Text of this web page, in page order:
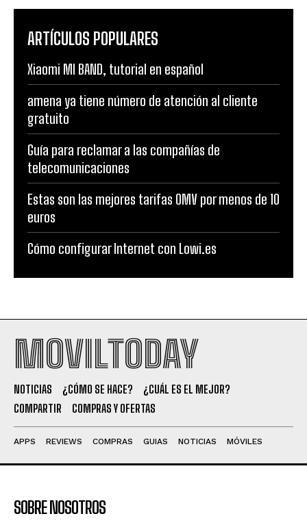
ARTÍCULOS POPULARES
Xiaomi MI BAND, tutorial en español
amena ya tiene número de atención al cliente
gratuito
Guía para reclamar a las compañías de
telecomunicaciones
Estas son las mejores tarifas OMV por menos de 10
euros
Cómo configurar Internet con Lowi.es
MOVILTODAY
NOTICIAS ¿CÓMO SE HACE?
¿CUÁL ES EL MEJOR?
COMPARTIR
COMPRAS Y OFERTAS
APPS REVIEWS COMPRAS GUIAS NOTICIAS MÓVILES
SOBRE NOSOTROS